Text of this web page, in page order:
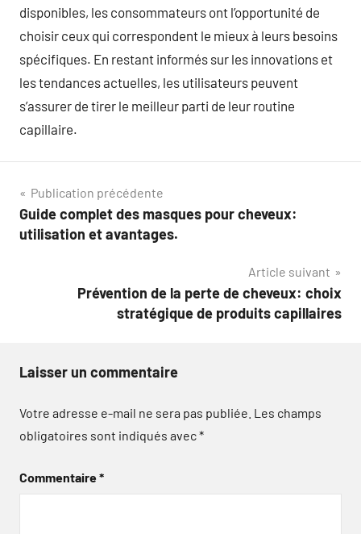
disponibles, les consommateurs ont l’opportunité de
choisir ceux qui correspondent le mieux à leurs besoins
spécifiques. En restant informés sur les innovations et
les tendances actuelles, les utilisateurs peuvent
s’assurer de tirer le meilleur parti de leur routine
capillaire.
Navigation
de
Publication précédente
Guide complet des masques pour cheveux:
utilisation et avantages.
Article suivant
Prévention de la perte de cheveux: choix
stratégique de produits capillaires
Laisser un commentaire
Votre adresse e-mail ne sera pas publiée. Les champs
obligatoires sont indiqués avec*
Commentaire*